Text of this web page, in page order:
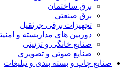
برق ساختمان
برق صنعتی
تجهیزات برقی جرثقیل
دوربین های مداربسته و
صنایع خانگی و تزئینی
صنایع صوتی و تصویری
صنایع چاپ و بسته بندی و تبلیغات